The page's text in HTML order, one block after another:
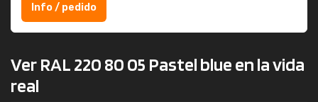
Info / pedido
Ver RAL 220 80 05 Pastel blue en la vida
real